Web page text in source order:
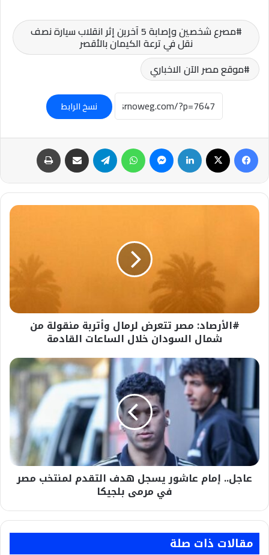
مصرع شخصين وإصابة 5 آخرين إثر انقلاب سيارة نصف
نقل في ترعة الكيمان بالأقصر
موقع مصر الآن الاخباري
نسخ الرابط
فيسبوك لينكدإن ماسنجر واتساب تيلقرام مشاركة عبر البريد
#الأرصاد:
السودان
#الأرصاد: مصر تتعرض لرمال وأتربة منقولة من
شمال السودان خلال الساعات القادمة
عاجل..
إمام
عاشور
يسجل
هدف
التقدم
لمنتخب
مصر
في
مرمى
عاجل.. إمام عاشور يسجل هدف التقدم لمنتخب مصر
في مرمى بلجيكا
مقالات ذات صلة